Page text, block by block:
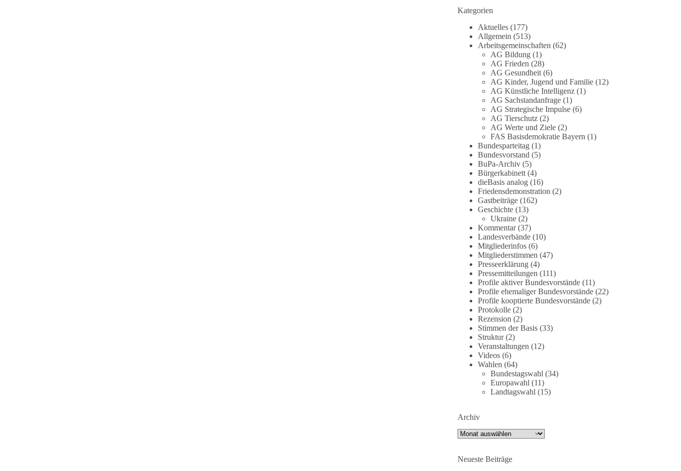
Im Politischen Frühschoppen diskutieren die
Teilnehmer das Verhältnis von Mensch, Natur und
Grundgesetz.
Beitrag der AG Strategische Impulse
Kann die Natur Träger eigener Grundrechte sein?
Oder würde eine solche Entwicklung das
Fundament unseres Grundgesetzes sprengen? Mit
dieser grundsätzlichen Frage beschäftigte sich die
Teilnehmer des Politischen Frühschoppens der
AG Strategische Impulse am 19. Juli 2026.
Referent Frank Bothmann stellte die These auf,
dass die derzeit in Teilen der Umweltbewegung
diskutierten „Grundrechte der Natur“ weit über
klassischen Naturschutz hinausreichen und
grundlegende Fragen zum Menschenbild, zum
Rechtsstaat und zur Demokratie aufwerfen. [...]
👉 Hier weiterlesen:https://diebasis-
partei.de/2026/07/grundrechte-der-natur-ein-
angriff-auf-das-grundgesetz/
🟩🟩🟦🟦🟥🟥🟧🟧
Es ging weniger um fertige Antworten als um eine
Debatte darüber, wie Freiheit, Verantwortung,
Naturschutz und Grundrechte in einer
demokratischen Gesellschaft künftig miteinander
in Einklang gebracht werden können.
#dieBasis #natur #grundrechte
#demokratie
2 Tage(n) zuvor
Jetzt dieBasis Sachsen-Anhalt unterstützen!
Kategorien
Aktuelles(177)
Allgemein (513)
Arbeitsgemeinschaften (62)
AG Bildung(1)
AG Frieden (28)
AG Gesundheit(6)
AG Kinder, Jugend und Familie(12)
AG Künstliche Intelligenz(1)
AG Sachstandanfrage(1)
AG Strategische Impulse(6)
AG Tierschutz(2)
AG Werte und Ziele(2)
FAS Basisdemokratie Bayern (1)
Bundesparteitag(1)
Bundesvorstand (5)
BuPa-Archiv(5)
Bürgerkabinett(4)
dieBasis analog(16)
Friedensdemonstration (2)
Gastbeiträge(162)
Geschichte(13)
Ukraine(2)
Kommentar(37)
Landesverbände(10)
Mitgliederinfos(6)
Mitgliederstimmen (47)
Presseerklärung(4)
Pressemitteilungen (111)
Profile aktiver Bundesvorstände(11)
Profile ehemaliger Bundesvorstände(22)
Profile kooptierte Bundesvorstände(2)
Protokolle(2)
Rezension (2)
Stimmen der Basis(33)
Struktur(2)
Veranstaltungen (12)
Videos(6)
Wahlen (64)
Bundestagswahl (34)
Europawahl (11)
Landtagswahl (15)
Archiv
Archiv
Neueste Beiträge